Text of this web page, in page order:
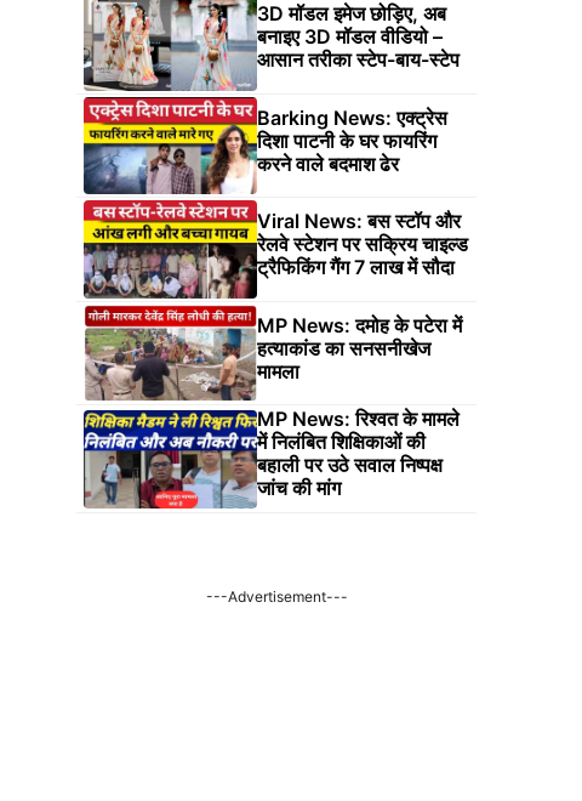
3D मॉडल इमेज छोड़िए, अब
बनाइए 3D मॉडल वीडियो –
आसान तरीका स्टेप-बाय-स्टेप
Barking News: एक्ट्रेस
दिशा पाटनी के घर फायरिंग
करने वाले बदमाश ढेर
Viral News: बस स्टॉप और
रेलवे स्टेशन पर सक्रिय चाइल्ड
ट्रैफिकिंग गैंग 7 लाख में सौदा
MP News: दमोह के पटेरा में
हत्याकांड का सनसनीखेज
मामला
MP News: रिश्वत के मामले
में निलंबित शिक्षिकाओं की
बहाली पर उठे सवाल निष्पक्ष
जांच की मांग
---Advertisement---